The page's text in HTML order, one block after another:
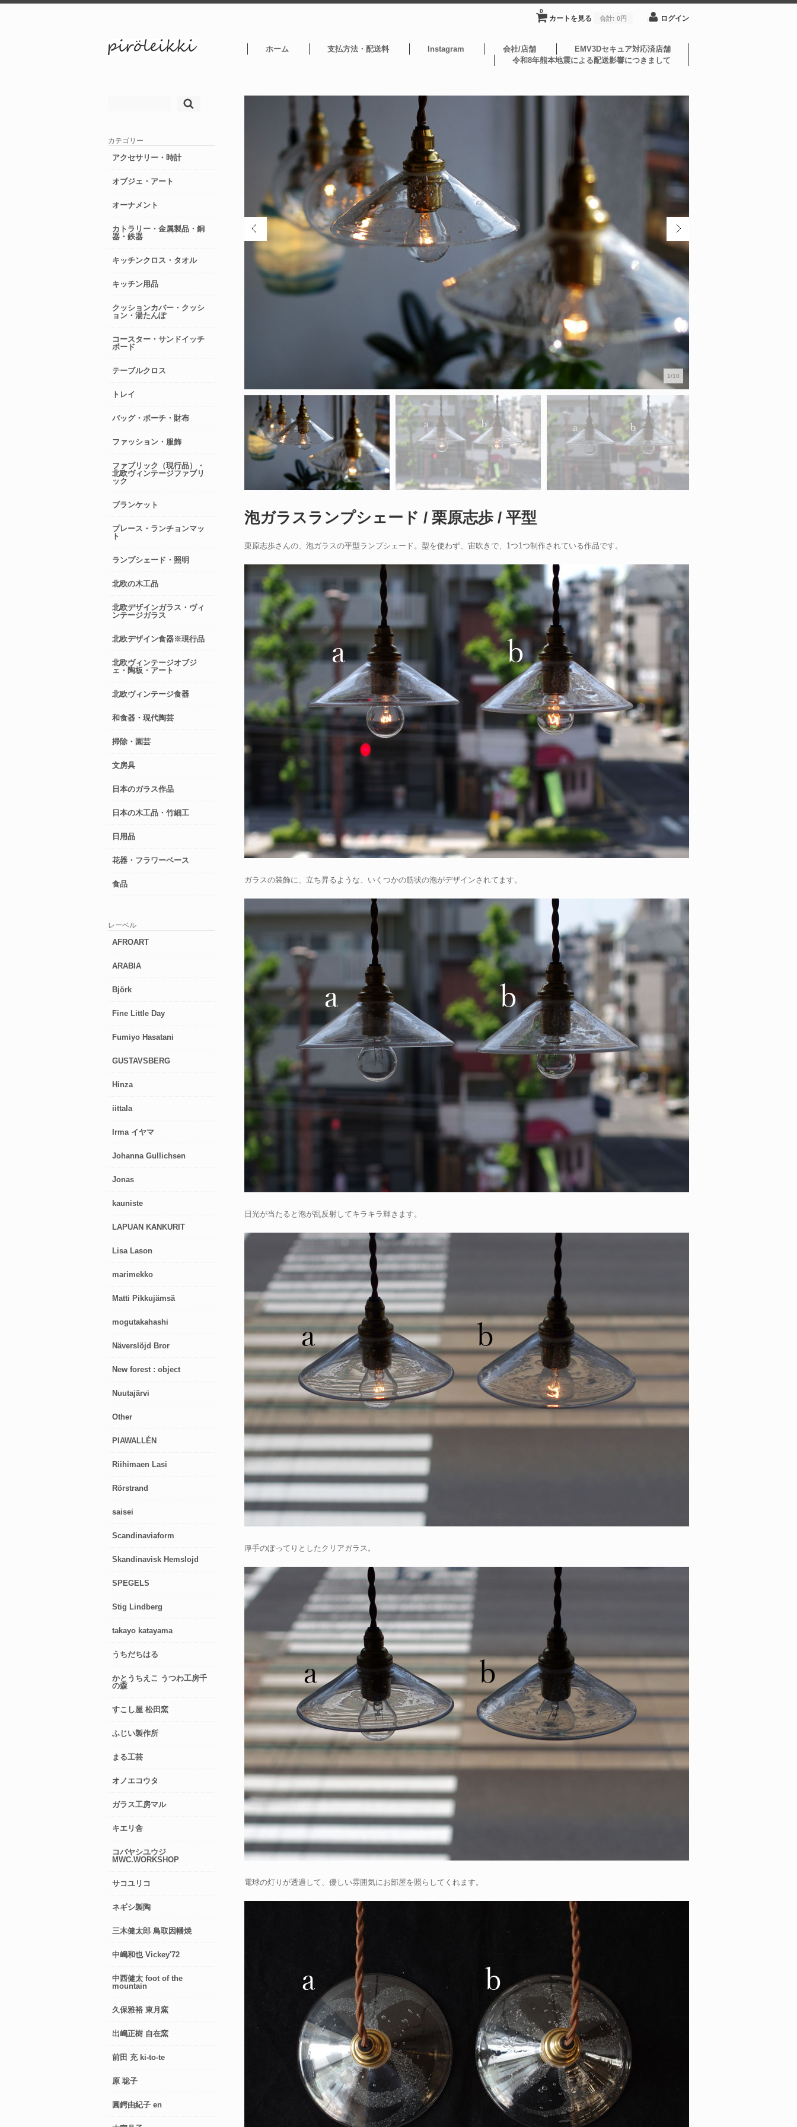
カートを見る
0
合計: 0円 ログイン
ホーム 支払方法・配送料 Instagram 会社/店舗
EMV3Dセキュア対応済店舗
令和8年熊本地震による配送影響につきまして
1/10
泡ガラスランプシェード / 栗原志歩 / 平型
栗原志歩さんの、泡ガラスの平型ランプシェード。型を使わず、宙吹きで、1つ1つ制作されている作品です。
ガラスの装飾に、立ち昇るような、いくつかの筋状の泡がデザインされてます。
日光が当たると泡が乱反射してキラキラ輝きます。
厚手のぽってりとしたクリアガラス。
電球の灯りが透過して、優しい雰囲気にお部屋を照らしてくれます。
カテゴリー
アクセサリー・時計
オブジェ・アート
オーナメント
カトラリー・金属製品・銅
器・鉄器
キッチンクロス・タオル
キッチン用品
クッションカバー・クッシ
ョン・湯たんぽ
コースター・サンドイッチ
ボード
テーブルクロス
トレイ
バッグ・ポーチ・財布
ファッション・服飾
ファブリック（現行品）・
北欧ヴィンテージファブリ
ック
ブランケット
プレース・ランチョンマッ
ト
ランプシェード・照明
北欧の木工品
北欧デザインガラス・ヴィ
ンテージガラス
北欧デザイン食器※現行品
北欧ヴィンテージオブジ
ェ・陶板・アート
北欧ヴィンテージ食器
和食器・現代陶芸
掃除・園芸
文房具
日本のガラス作品
日本の木工品・竹細工
日用品
花器・フラワーベース
食品
レーベル
AFROART
ARABIA
Björk
Fine Little Day
Fumiyo Hasatani
GUSTAVSBERG
Hinza
iittala
Irma イヤマ
Johanna Gullichsen
Jonas
kauniste
LAPUAN KANKURIT
Lisa Lason
marimekko
Matti Pikkujämsä
mogutakahashi
Näverslöjd Bror
New forest : object
Nuutajärvi
Other
PIAWALLÉN
Riihimaen Lasi
Rörstrand
saisei
Scandinaviaform
Skandinavisk Hemslojd
SPEGELS
Stig Lindberg
takayo katayama
うちだちはる
かとうちえこ うつわ工房千
の森
すこし屋 松田窯
ふじい製作所
まる工芸
オノエコウタ
ガラス工房マル
キエリ舎
コバヤシユウジ
MWC.WORKSHOP
サコユリコ
ネギシ製陶
三木健太郎 鳥取因幡焼
中嶋和也 Vickey'72
中西健太 foot of the
mountain
久保雅裕 東月窯
出嶋正樹 自在窯
前田 充 ki-to-te
原 聡子
圓鍔由紀子 en